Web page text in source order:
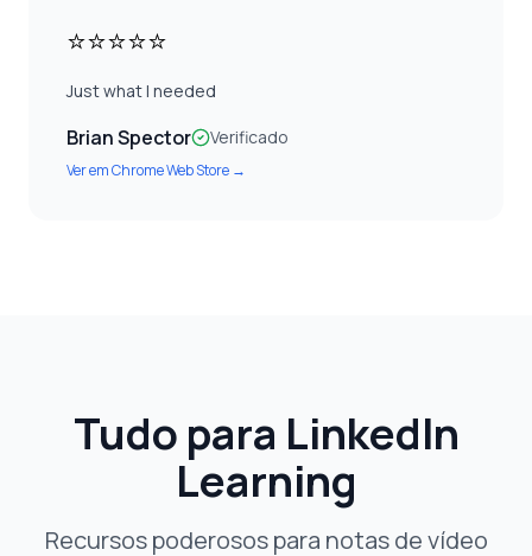
⭐⭐⭐⭐⭐
Just what I needed
Brian Spector Verificado
Ver emChrome Web Store →
Tudo para LinkedIn
Learning
Recursos poderosos para notas de vídeo